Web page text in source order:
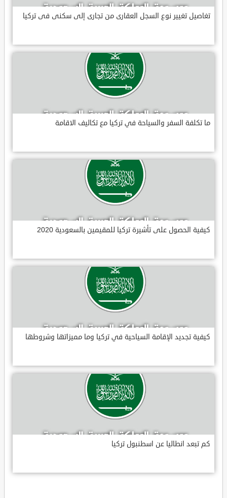
تغاصيل تغيير نوع السجل العقارى من تجارى إلى سكنى فى تركيا
ما تكلفة السفر والسياحة في تركيا مع تكاليف الاقامة
كيفية الحصول على تأشيرة تركيا للمقيمين بالسعودية 2020
كيفية تجديد الإقامة السياحية في تركيا وما مميزاتها وشروطها
كم تبعد انطاليا عن اسطنبول تركيا